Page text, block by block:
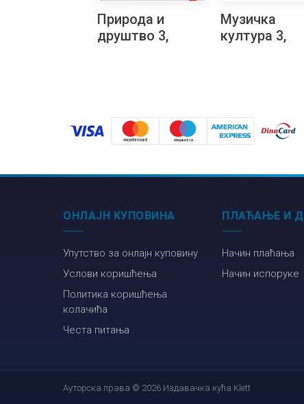
Природа и
друштво 3,
Музичка
култура 3,
ОНЛАЈН КУПОВИНА
Упутство за онлајн куповину
Услови коришћења
Политика коришћења
колачића
Честа питања
ПЛАЋАЊЕ И
Начин плаћања
Начин испоруке
Ауторска права © 2026 Издавачка кућа Klett